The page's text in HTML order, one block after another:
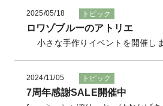
2025/05/18 トピック
ロワゾブルーのアトリエ
小さな手作りイベントを開催し
2024/11/05 トピック
7周年感謝SALE開催中